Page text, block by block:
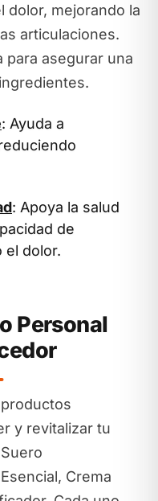
dolor, mejorando la
articulaciones.
para asegurar una
: Ayuda a
: Apoya la salud
de
el dolor.
Personal
y revitalizar tu
Crema